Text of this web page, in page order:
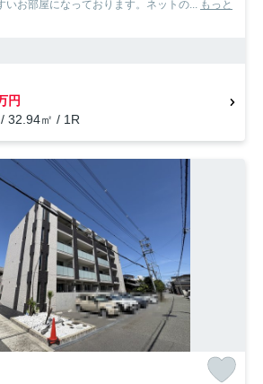
いお部屋になっております。ネットの... もっと
円
32.94㎡ / 1R